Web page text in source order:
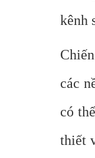
kênh
các
có
thiết